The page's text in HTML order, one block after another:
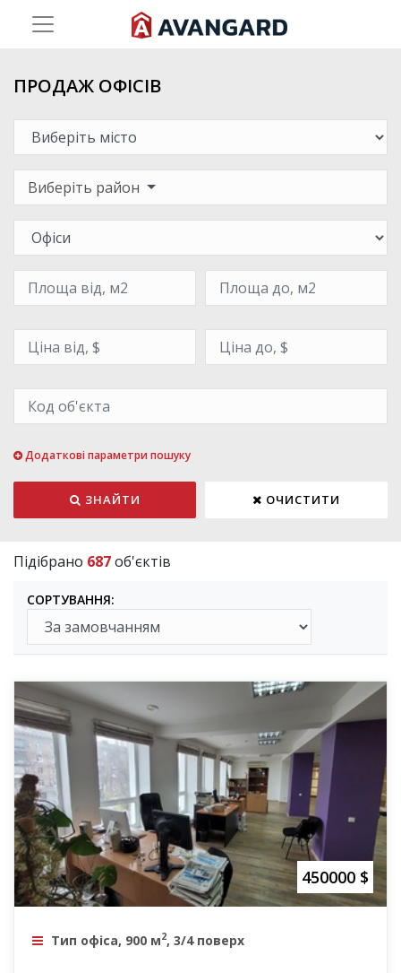
ПРОДАЖ ОФІСІВ
Виберіть район
Додаткові параметри пошуку
ЗНАЙТИ ОЧИСТИТИ
Підібрано 687об'єктів
СОРТУВАННЯ:
450000 $
Тип офіса, 900 м2, 3/4 поверх